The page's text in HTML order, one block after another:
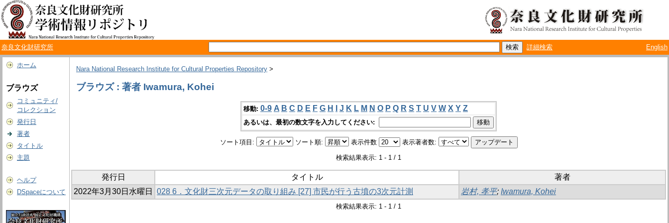
奈良文化財研究所 詳細検索 English
ホーム
ブラウズ
コミュニティ/
コレクション
発行日
著者
タイトル
主題
ヘルプ
DSpaceについて
Nara National Research Institute for Cultural Properties Repository >
ブラウズ : 著者 Iwamura, Kohei
移動: 0-9 A B C D E F G H J K L M N O P Q R S T U V W X Y Z
あるいは、最初の数文字を入力してください:
ソート項目: ソート順: 表示件数 表示著者数:
検索結果表示: 1 - 1 / 1
発行日 タイトル
著者
2022年3月30日水曜日
028 6．文化財三次元データの取り組み [27] 市民が行う古墳の3次元計測 岩村, 孝平; Iwamura, Kohei
検索結果表示: 1 - 1 / 1